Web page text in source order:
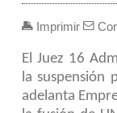
Imprimir
El Juez 16
la suspensión
adelanta